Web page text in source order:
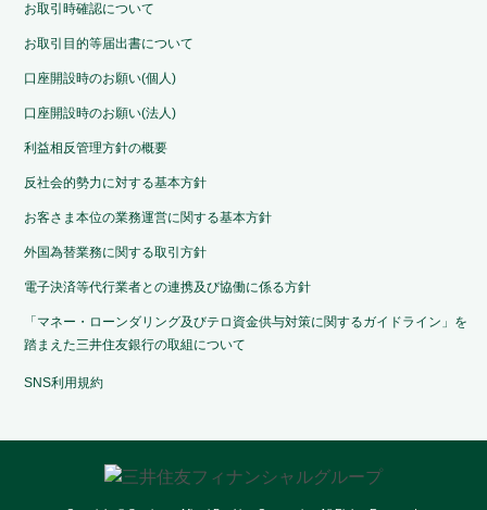
お取引時確認について
お取引目的等届出書について
口座開設時のお願い(個人)
口座開設時のお願い(法人)
利益相反管理方針の概要
反社会的勢力に対する基本方針
お客さま本位の業務運営に関する基本方針
外国為替業務に関する取引方針
電子決済等代行業者との連携及び協働に係る方針
「マネー・ローンダリング及びテロ資金供与対策に関するガイドライン」を
踏まえた三井住友銀行の取組について
SNS利用規約